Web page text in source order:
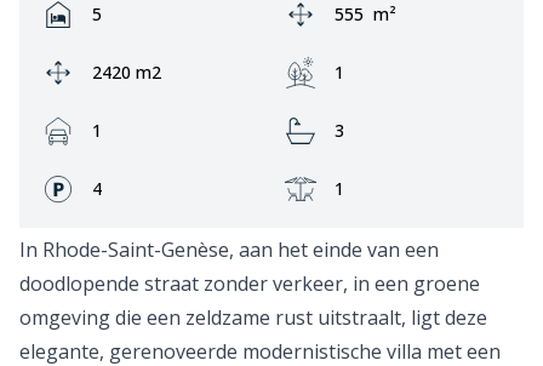
Rooms:
5 Area:
555 m²
Ground area:
2420 m2 Garden:
1
Garage:
1 Bathrooms:
3
Fronts:
4 Terrace:
1
In Rhode-Saint-Genèse, aan het einde van een
doodlopende straat zonder verkeer, in een groene
omgeving die een zeldzame rust uitstraalt, ligt deze
elegante, gerenoveerde modernistische villa met een